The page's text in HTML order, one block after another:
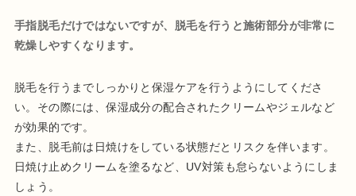
手指脱毛だけではないですが、脱毛を行うと施術部分が非常に
乾燥しやすくなります。
脱毛を行うまでしっかりと保湿ケアを行うようにしてくださ
い。その際には、保湿成分の配合されたクリームやジェルなど
が効果的です。
また、脱毛前は日焼けをしている状態だとリスクを伴います。
日焼け止めクリームを塗るなど、UV対策も怠らないようにしま
しょう。